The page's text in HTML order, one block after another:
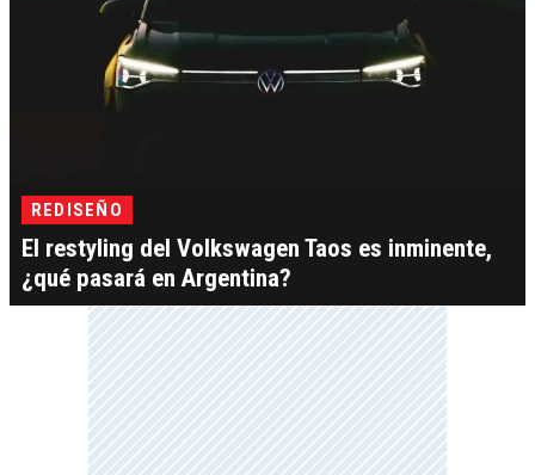
REDISEÑO
El restyling del Volkswagen Taos es inminente,
¿qué pasará en Argentina?